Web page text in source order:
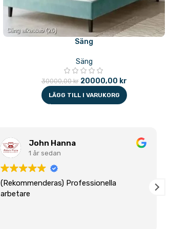
Säng
Säng
30000,00kr 20000,00 kr
LÄGG TILL I VARUKORG
John Hanna
1 år sedan
(Rekommenderas) Professionella
arbetare